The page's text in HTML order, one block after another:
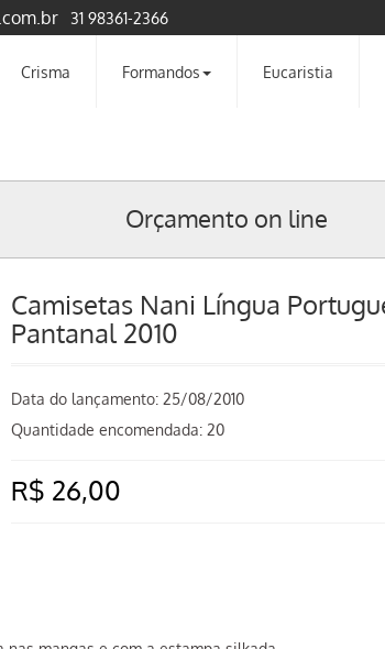
31 98361-2366
Crisma Formandos Eucaristia
Orçamento on line
Camisetas Nani Língua
Pantanal 2010
Data do lançamento: 25/08/2010
Quantidade encomendada: 20
R$ 26,00